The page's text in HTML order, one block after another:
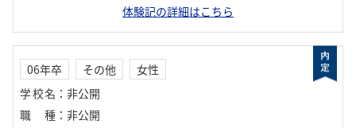
体験記の詳細はこちら
06年卒 その他
女性
学校名 ： 非公開
職種 ： 非公開